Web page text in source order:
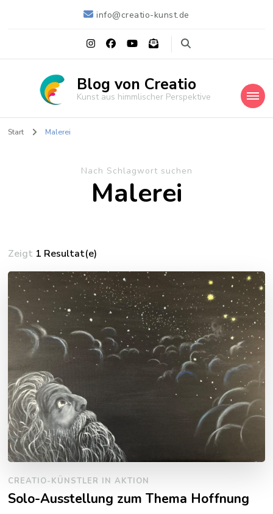
info@creatio-kunst.de
Blog von Creatio
Kunst aus himmlischer Perspektive
Start Malerei
Nach Schlagwort suchen
Malerei
Zeigt 1 Resultat(e)
CREATIO-KÜNSTLER IN AKTION
Solo-Ausstellung zum Thema Hoffnung